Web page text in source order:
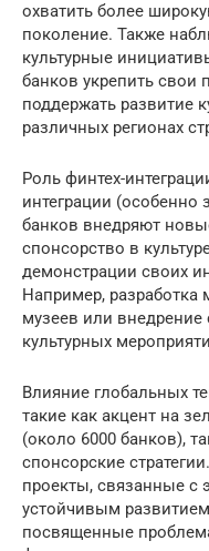
охватить более
поколение. Также
культурные
банков укрепить свои
поддержать развитие
различных регионах
Роль финтех-
интеграции
банков внедряют
спонсорство в
демонстрации своих
Например,
музеев или внедрение
культурных
Влияние глобальных
такие как акцент на
(около 6000 банков),
спонсорские
проекты, связанные с
устойчивым
посвященные